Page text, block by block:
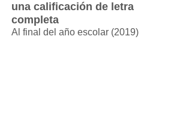
una calificación de letra
completa
Al final del año escolar (2019)